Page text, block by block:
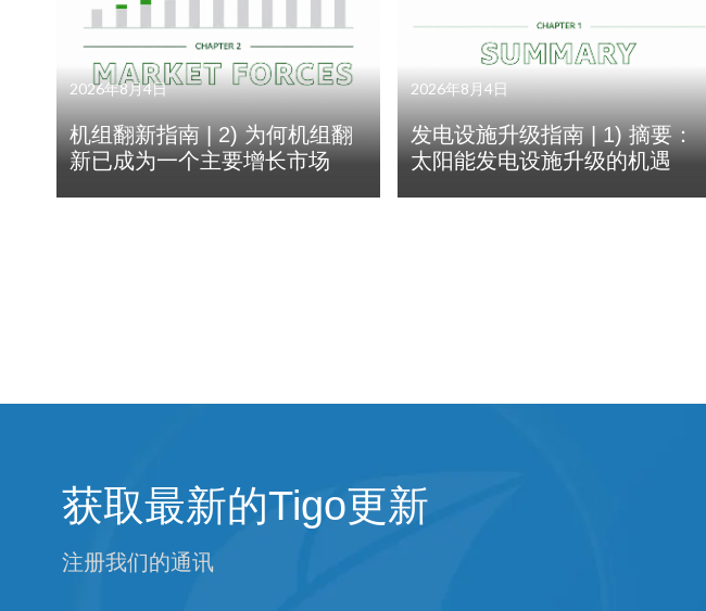
2026年8月4日
机组翻新指南 | 2) 为何机组翻
新已成为一个主要增长市场
2026年8月4日
发电设施升级指南 | 1) 摘要：
太阳能发电设施升级的机遇
获取最新的Tigo更新
注册我们的通讯